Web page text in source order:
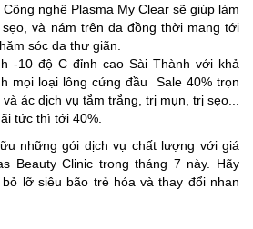
nghệ Plasma My Clear sẽ giúp làm
và nám trên da đồng thời mang tới
sóc da thư giãn.
-10 độ C đỉnh cao Sài Thành với khả
mọi loại lông cứng đầu Sale 40% trọn
ác dịch vụ tắm trắng, trị mụn, trị sẹo...
tức thì tới 40%.
những gói dịch vụ chất lượng với giá
Beauty Clinic trong tháng 7 này. Hãy
lỡ siêu bão trẻ hóa và thay đổi nhan